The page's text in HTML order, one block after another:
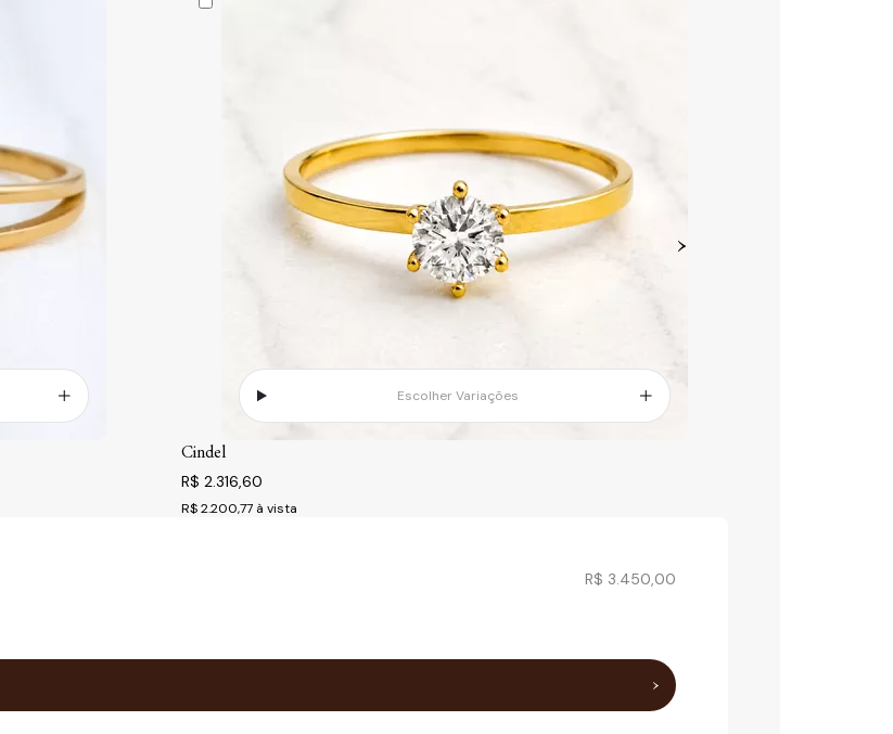
Escolher Variações
Cindel
R$ 2.316,60
R$ 2.200,77 à vista
R$ 3.450,00